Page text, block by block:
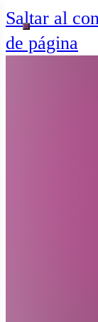
Saltar al
de página